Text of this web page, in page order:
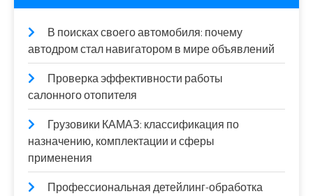
В поисках своего автомобиля: почему
автодром стал навигатором в мире объявлений
Проверка эффективности работы
салонного отопителя
Грузовики КАМАЗ: классификация по
назначению, комплектации и сферы
применения
Профессиональная детейлинг-обработка